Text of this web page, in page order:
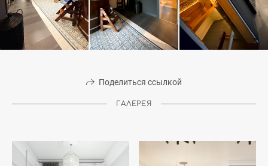
Поделиться ссылкой
ГАЛЕРЕЯ